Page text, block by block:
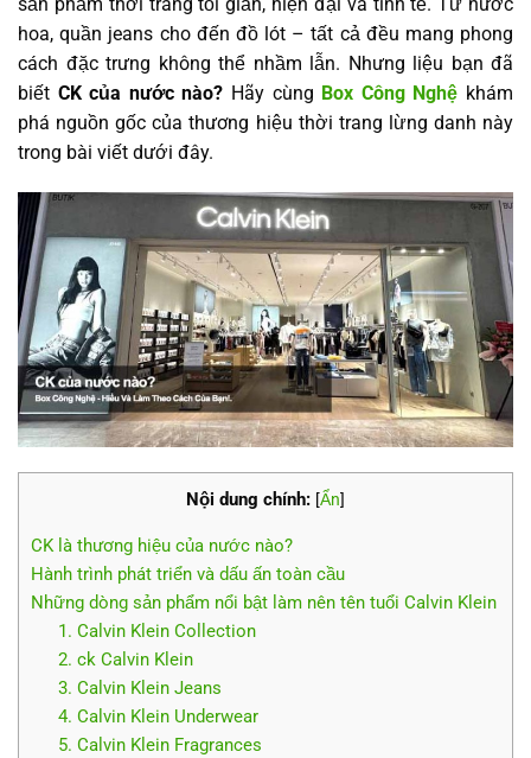
hoa, quần jeans cho đến đồ lót – tất cả đều mang phong
cách đặc trưng không thể nhầm lẫn. Nhưng liệu bạn đã
biết CK của nước nào? Hãy cùng Box Công Nghệ khám
phá nguồn gốc của thương hiệu thời trang lừng danh này
trong bài viết dưới đây.
Nội dung chính: [Ẩn]
CK là thương hiệu của nước nào?
Hành trình phát triển và dấu ấn toàn cầu
Những dòng sản phẩm nổi bật làm nên tên tuổi Calvin Klein
1. Calvin Klein Collection
2. ck Calvin Klein
3. Calvin Klein Jeans
4. Calvin Klein Underwear
5. Calvin Klein Fragrances